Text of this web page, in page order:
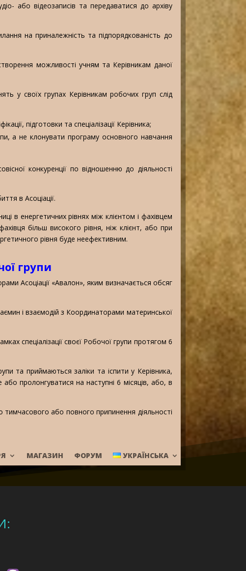
або відеозаписів та передаватися до архіву
на приналежність та підпорядкованість до
можливості учням та Керівникам даної
у своїх групах Керівникам робочих груп слід
підготовки та спеціалізації Керівника;
а не клонувати програму основного навчання
конкуренції по відношенню до діяльності
в Асоціації.
в енергетичних рівнях між клієнтом і фахівцем
більш високого рівня, ніж клієнт, або при
рівня буде неефективним.
групи
Асоціації «Авалон», яким визначається обсяг
і взаємодій з Координаторами материнської
спеціалізації своєї Робочої групи протягом 6
та приймаються заліки та іспити у Керівника,
пролонгуватися на наступні 6 місяців, або, в
або повного припинення діяльності
МАГАЗИН ФОРУМ УКРАЇНСЬКА